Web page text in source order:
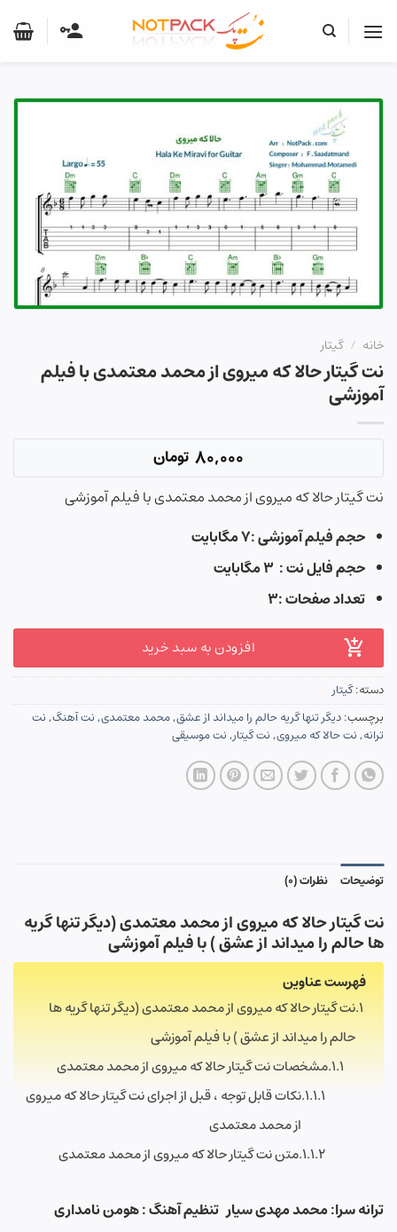
خانه / گیتار
نت گیتار حالا که میروی از محمد معتمدی با فیلم
آموزشی
80,000 تومان
نت گیتار حالا که میروی از محمد معتمدی با فیلم آموزشی
حجم فیلم آموزشی :۷ مگابایت
حجم فایل نت : ۳ مگابایت
تعداد صفحات :۳
افزودن به سبد خرید
دسته:گیتار
برچسب:دیگر تنها گریه حالم را میداند از عشق,محمد معتمدی,نت آهنگ,نت
ترانه,نت حالا که میروی,نت گیتار,نت موسیقی
توضیحات نظرات (0)
نت گیتار حالا که میروی از محمد معتمدی (دیگر تنها گریه
ها حالم را میداند از عشق ) با فیلم آموزشی
فهرست عناوین
نت گیتار حالا که میروی از محمد معتمدی (دیگر تنها گریه ها
حالم را میداند از عشق ) با فیلم آموزشی
مشخصات نت گیتار حالا که میروی از محمد معتمدی
نکات قابل توجه ، قبل از اجرای نت گیتار حالا که میروی
از محمد معتمدی
متن نت گیتار حالا که میروی از محمد معتمدی
ترانه سرا: محمد مهدی سیار تنظیم آهنگ : هومن نامداری